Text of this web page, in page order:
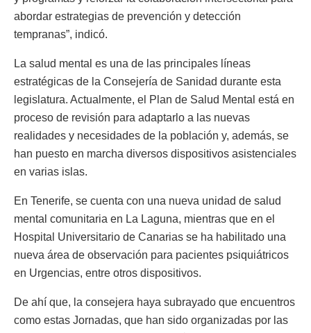
abordar estrategias de prevención y detección
tempranas”, indicó.
La salud mental es una de las principales líneas
estratégicas de la Consejería de Sanidad durante esta
legislatura. Actualmente, el Plan de Salud Mental está en
proceso de revisión para adaptarlo a las nuevas
realidades y necesidades de la población y, además, se
han puesto en marcha diversos dispositivos asistenciales
en varias islas.
En Tenerife, se cuenta con una nueva unidad de salud
mental comunitaria en La Laguna, mientras que en el
Hospital Universitario de Canarias se ha habilitado una
nueva área de observación para pacientes psiquiátricos
en Urgencias, entre otros dispositivos.
De ahí que, la consejera haya subrayado que encuentros
como estas Jornadas, que han sido organizadas por las